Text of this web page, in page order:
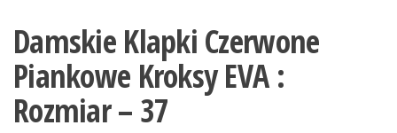
Damskie Klapki Czerwone
Piankowe Kroksy EVA :
Rozmiar – 37